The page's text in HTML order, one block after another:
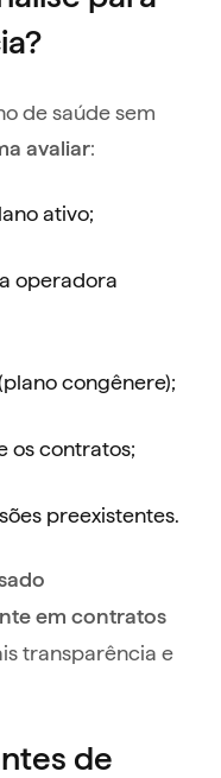
de saúde sem
avaliar:
ativo;
operadora
congênere);
os contratos;
preexistentes.
em contratos
transparência e
de